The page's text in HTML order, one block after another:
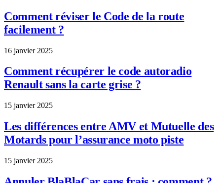
Comment réviser le Code de la route
facilement ?
16 janvier 2025
Comment récupérer le code autoradio
Renault sans la carte grise ?
15 janvier 2025
Les différences entre AMV et Mutuelle des
Motards pour l’assurance moto piste
15 janvier 2025